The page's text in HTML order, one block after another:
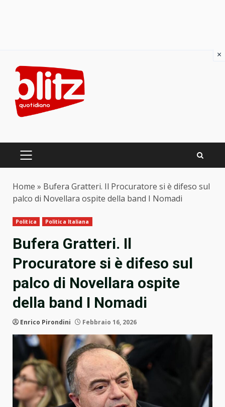
content
PRIMARY
Home » Bufera Gratteri. Il Procuratore si è difeso sul
palco di Novellara ospite della band I Nomadi
Politica Politica Italiana
Bufera Gratteri. Il
Procuratore si è difeso sul
palco di Novellara ospite
della band I Nomadi
Enrico Pirondini Febbraio 16, 2026
×